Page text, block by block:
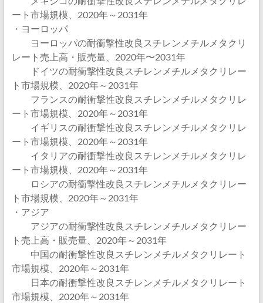
ート市場規模、2020年～2031年
・ヨーロッパ
ヨーロッパの耐衝撃性改良スチレンメチルメタクリ
レート売上高・販売量、2020年〜2031年
ドイツの耐衝撃性改良スチレンメチルメタクリレー
ト市場規模、2020年～2031年
フランスの耐衝撃性改良スチレンメチルメタクリレ
ート市場規模、2020年～2031年
イギリスの耐衝撃性改良スチレンメチルメタクリレ
ート市場規模、2020年～2031年
イタリアの耐衝撃性改良スチレンメチルメタクリレ
ート市場規模、2020年～2031年
ロシアの耐衝撃性改良スチレンメチルメタクリレー
ト市場規模、2020年～2031年
・アジア
アジアの耐衝撃性改良スチレンメチルメタクリレー
ト売上高・販売量、2020年～2031年
中国の耐衝撃性改良スチレンメチルメタクリレート
市場規模、2020年～2031年
日本の耐衝撃性改良スチレンメチルメタクリレート
市場規模、2020年～2031年